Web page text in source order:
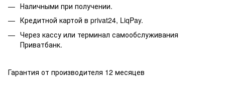
Наличными при получении.
Кредитной картой в privat24, LiqPay.
Через кассу или терминал самообслуживания
Приватбанк.
Гарантия от производителя 12 месяцев